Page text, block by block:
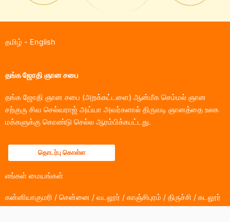
தமிழ் - English
தங்க ஜோதி ஞான சபை
தங்க ஜோதி ஞான சபை (அறக்கட்டளை) ஆன்மீக செம்மல் ஞான
சற்குரு சிவ செல்வராஜ் அய்யா அவர்களால் திருவடி ஞானத்தை உலக
மக்களுக்கு கொண்டு செல்ல ஆரம்பிக்கபட்டது.
தொடர்பு கொள்ள
எங்கள் மையங்கள்
கன்னியாகுமரி / சென்னை / வடலூர் / காஞ்சிபுரம் / திருச்சி / கடலூர்